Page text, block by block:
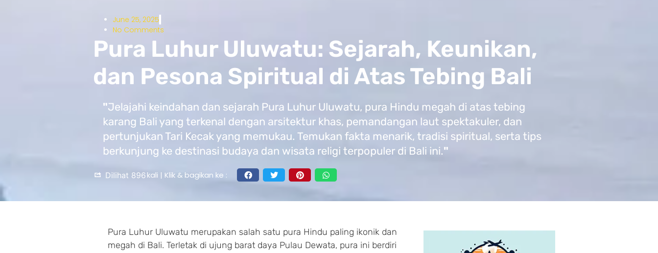
June 25, 2025
No Comments
Pura Luhur Uluwatu: Sejarah, Keunikan,
dan Pesona Spiritual di Atas Tebing Bali
"Jelajahi keindahan dan sejarah Pura Luhur Uluwatu, pura Hindu megah di atas tebing
karang Bali yang terkenal dengan arsitektur khas, pemandangan laut spektakuler, dan
pertunjukan Tari Kecak yang memukau. Temukan fakta menarik, tradisi spiritual, serta tips
berkunjung ke destinasi budaya dan wisata religi terpopuler di Bali ini."
Dilihat 896 kali | Klik & bagikan ke :
Pura Luhur Uluwatu merupakan salah satu pura Hindu paling ikonik dan
megah di Bali. Terletak di ujung barat daya Pulau Dewata, pura ini berdiri